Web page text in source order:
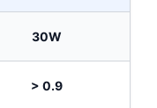
30W
> 0.9